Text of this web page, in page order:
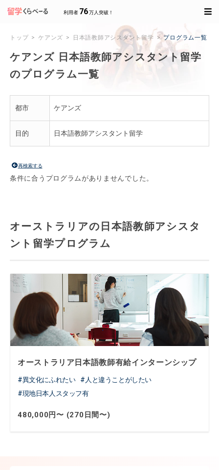
利用者 76万人突破！
トップ ケアンズ 日本語教師アシスタント留学 プログラム一覧
ケアンズ 日本語教師アシスタント留学
のプログラム一覧
都市 ケアンズ
目的 日本語教師アシスタント留学
再検索する
条件に合うプログラムがありませんでした。
オーストラリアの日本語教師アシスタ
ント留学プログラム
オーストラリア日本語教師有給インターンシップ
異文化にふれたい
人と違うことがしたい
現地日本人スタッフ有
480,000円〜 (270日間〜)